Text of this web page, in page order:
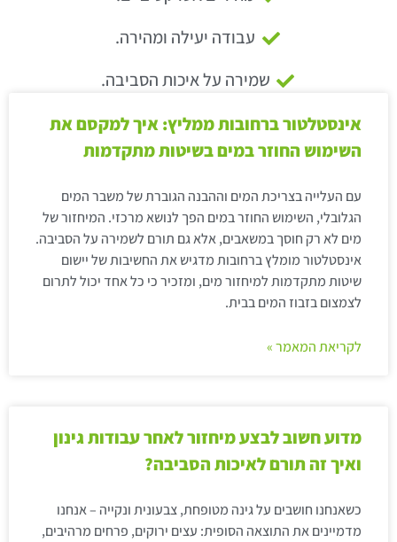
עבודה יעילה ומהירה.
שמירה על איכות הסביבה.
אינסטלטור ברחובות ממליץ: איך למקסם את
השימוש החוזר במים בשיטות מתקדמות
עם העלייה בצריכת המים וההבנה הגוברת של משבר המים
הגלובלי, השימוש החוזר במים הפך לנושא מרכזי. המיחזור של
מים לא רק חוסך במשאבים, אלא גם תורם לשמירה על הסביבה.
אינסטלטור מומלץ ברחובות מדגיש את החשיבות של יישום
שיטות מתקדמות למיחזור מים, ומזכיר כי כל אחד יכול לתרום
לצמצום בזבוז המים בבית.
לקריאת המאמר »
מדוע חשוב לבצע מיחזור לאחר עבודות גינון
ואיך זה תורם לאיכות הסביבה?
כשאנחנו חושבים על גינה מטופחת, צבעונית ונקייה – אנחנו
מדמיינים את התוצאה הסופית: עצים ירוקים, פרחים מרהיבים,